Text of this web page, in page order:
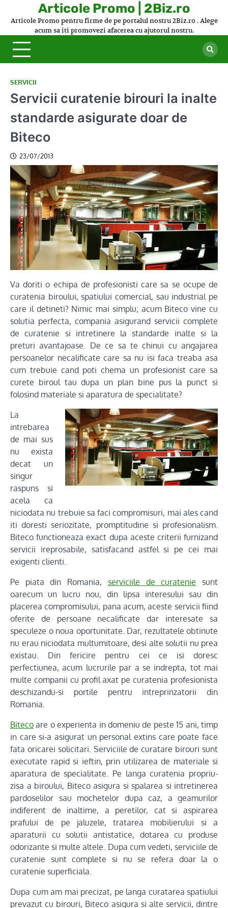
Articole Promo | 2Biz.ro
Articole Promo pentru firme de pe portalul nostru 2Biz.ro . Alege
acum sa iti promovezi afacerea cu ajutorul nostru.
SERVICII
Servicii curatenie birouri la inalte
standarde asigurate doar de
Biteco
23/07/2013
Va doriti o echipa de profesionisti care sa se ocupe de
curatenia biroului, spatiului comercial, sau industrial pe
care il detineti? Nimic mai simplu; acum Biteco vine cu
solutia perfecta, compania asigurand servicii complete
de curatenie si intretinere la standarde inalte si la
preturi avantajoase. De ce sa te chinui cu angajarea
persoanelor necalificate care sa nu isi faca treaba asa
cum trebuie cand poti chema un profesionist care sa
curete biroul tau dupa un plan bine pus la punct si
folosind materiale si aparatura de specialitate?
La
intrebarea
de mai sus
nu exista
decat un
singur
raspuns si
acela ca
niciodata nu trebuie sa faci compromisuri, mai ales cand
iti doresti seriozitate, promptitudine si profesionalism.
Biteco functioneaza exact dupa aceste criterii furnizand
servicii ireprosabile, satisfacand astfel si pe cei mai
exigenti clienti.
Pe piata din Romania, serviciile de curatenie sunt
oarecum un lucru nou, din lipsa interesului sau din
placerea compromisului, pana acum, aceste servicii fiind
oferite de persoane necalificate dar interesate sa
speculeze o noua oportunitate. Dar, rezultatele obtinute
nu erau niciodata multumitoare, desi alte solutii nu prea
existau. Din fericire pentru cei ce isi doresc
perfectiunea, acum lucrurile par a se indrepta, tot mai
multe companii cu profil axat pe curatenia profesionista
deschizandu-si portile pentru intreprinzatorii din
Romania.
Biteco are o experienta in domeniu de peste 15 ani, timp
in care si-a asigurat un personal extins care poate face
fata oricarei solicitari. Serviciile de curatare birouri sunt
executate rapid si ieftin, prin utilizarea de materiale si
aparatura de specialitate. Pe langa curatenia propriu-
zisa a biroului, Biteco asigura si spalarea si intretinerea
pardoselilor sau mochetelor dupa caz, a geamurilor
indiferent de inaltime, a peretilor, cat si aspirarea
prafului de pe jaluzele, tratarea mobilierului si a
aparaturii cu solutii antistatice, dotarea cu produse
odorizante si multe altele. Dupa cum vedeti, serviciile de
curatenie sunt complete si nu se refera doar la o
curatenie superficiala.
Dupa cum am mai precizat, pe langa curatarea spatiului
prevazut cu birouri, Biteco asigura si alte servicii, dintre